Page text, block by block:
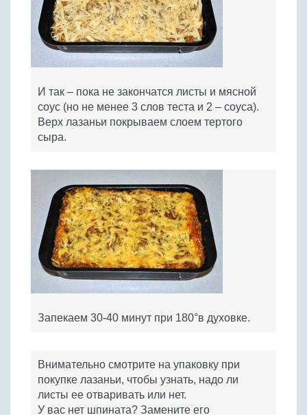
И так – пока не закончатся листы и мясной
соус (но не менее 3 слов теста и 2 – соуса).
Верх лазаньи покрываем слоем тертого
сыра.
Запекаем 30-40 минут при 180°в духовке.
Внимательно смотрите на упаковку при
покупке лазаньи, чтобы узнать, надо ли
листы ее отваривать или нет.
У вас нет шпината? Замените его